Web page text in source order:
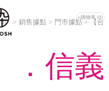
▹購物車 (0)
> 銷售據點 > 門市據點 > 【台
．信義